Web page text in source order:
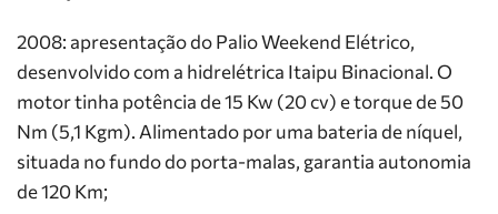
2008: apresentação do Palio Weekend Elétrico,
desenvolvido com a hidrelétrica Itaipu Binacional. O
motor tinha potência de 15 Kw (20 cv) e torque de 50
Nm (5,1 Kgm). Alimentado por uma bateria de níquel,
situada no fundo do porta-malas, garantia autonomia
de 120 Km;